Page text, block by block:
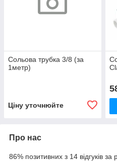
Сольова трубка 3/8 (за
1метр)
Ціну уточнюйте
Про нас
86% позитивних з 14 відгуків за